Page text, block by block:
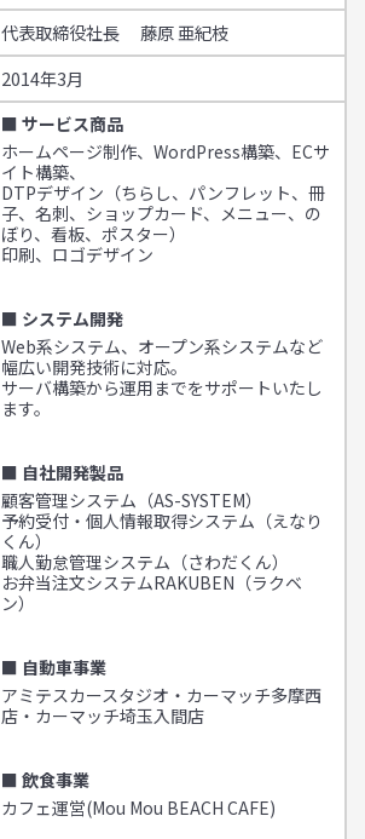
代表取締役社長 藤原 亜紀枝
2014年3月
■ サービス商品
ホームページ制作、WordPress構築、ECサ
イト構築、
DTPデザイン（ちらし、パンフレット、冊
子、名刺、ショップカード、メニュー、の
ぼり、看板、ポスター）
印刷、ロゴデザイン
■ システム開発
Web系システム、オープン系システムなど
幅広い開発技術に対応。
サーバ構築から運用までをサポートいたし
ます。
■ 自社開発製品
顧客管理システム（AS-SYSTEM）
予約受付・個人情報取得システム（えなり
くん）
職人勤怠管理システム（さわだくん）
お弁当注文システムRAKUBEN（ラクベ
ン）
■ 自動車事業
アミテスカースタジオ・カーマッチ多摩西
店・カーマッチ埼玉入間店
■ 飲食事業
カフェ運営(Mou Mou BEACH CAFE)